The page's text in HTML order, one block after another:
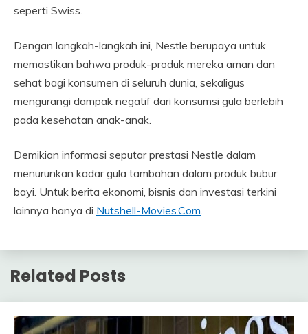
seperti Swiss.
Dengan langkah-langkah ini, Nestle berupaya untuk
memastikan bahwa produk-produk mereka aman dan
sehat bagi konsumen di seluruh dunia, sekaligus
mengurangi dampak negatif dari konsumsi gula berlebih
pada kesehatan anak-anak.
Demikian informasi seputar prestasi Nestle dalam
menurunkan kadar gula tambahan dalam produk bubur
bayi. Untuk berita ekonomi, bisnis dan investasi terkini
lainnya hanya di Nutshell-Movies.Com.
Related Posts